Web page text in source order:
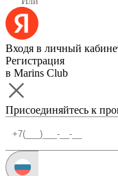
Входя в личный
Регистрация
в Marins Club
Присоединяйтесь к